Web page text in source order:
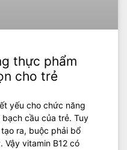
thực phẩm
cho trẻ
yếu cho chức năng
cầu của trẻ. Tuy
ra, buộc phải bổ
Vậy vitamin B12 có